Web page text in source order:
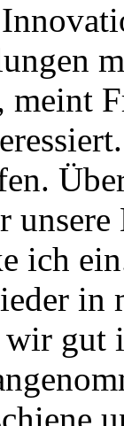
ich
in
gut